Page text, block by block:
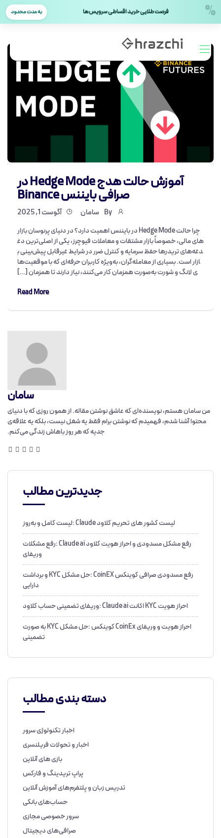
% فرصت طلایی خرید اقساطی سرویس‌ها به مدت محدود
آموزش حالت هدج Hedge Mode در
صرافی بایننس Binance
سامان آگوست 1, 2025
چرا حالت Hedge Mode در بایننس اهمیت دارد؟ در دنیای پرنوسان بازار
های مالی، خصوصاً بازار مشتقات و معاملات فیوچرز، یکی از اصلی‌ترین دغ
دغه‌های تریدرها حفظ سرمایه و کنترل ضرر در شرایط غیرقابل پیش‌بینی ب
ازار است. بسیاری از معامله‌گران، به‌ویژه کاربران حرفه‌ای که با موقعیت‌ها
ی لانگ و شورت به‌صورت همزمان کار می‌کنند، نیاز دارند تا همزمان […]
Read More
سامان
من سامان هستم، نویسنده‌ای که عاشق نوشتن مقاله‌. از همون روزی که با دنیای
محتوا آشنا شدم، فهمیدم که نوشتن برام فقط یه شغل نیست، بلکه یه علاقه‌ی
جدیه که هر روز باهاش زندگی می‌کنم.
جدیدترین مطالب
لیست کشور های تحریم کلاود Claude :لیست کامل و به‌روز
رفع مشکل مسدودی و احراز هویت کلاود Claude ai :رفع مشکلات
وریفای
رفع مسدودی صرافی کوینکس CoinEX :حل مشکل KYC و برداشت
دارایی
احراز هویت KYC اکانت Claude ai :وریفای تضمینی حساب کلاود
احراز هویت و وریفای CoinEx کوینکس :حل مشکل KYC به صورت
تضمینی
دسته بندی مطالب
اخبار تکنولوژی سرور
اخبار و تحولات فریلنسری
بازی های آنلاین
پراپ تریدینگ و فارکس
تدریس زبان و پلتفرم‌های آموزش آنلاین
حساب‌های بانکی
سرور خصوصی مجازی
صرافی‌های دیجیتال